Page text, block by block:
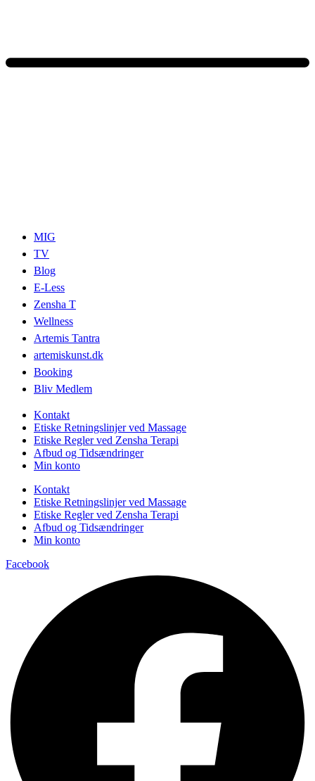
MIG
TV
Blog
E-Less
Zensha T
Wellness
Artemis Tantra
artemiskunst.dk
Booking
Bliv Medlem
Kontakt
Etiske Retningslinjer ved Massage
Etiske Regler ved Zensha Terapi
Afbud og Tidsændringer
Min konto
Kontakt
Etiske Retningslinjer ved Massage
Etiske Regler ved Zensha Terapi
Afbud og Tidsændringer
Min konto
Facebook